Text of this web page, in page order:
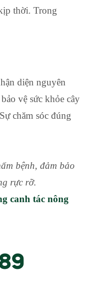
thời. Trong
diện nguyên
vệ sức khỏe cây
chăm sóc đúng
bệnh, đảm bảo
rực rỡ.
canh tác nông